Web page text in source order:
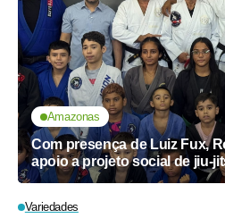
Amazonas
Com presença de Luiz Fux,
apoio a projeto social de jiu-
Variedades